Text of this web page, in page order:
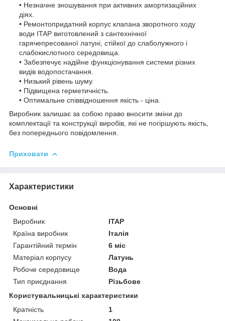
• Незначне зношування при активних амортизаційних
діях.
• Ремонтопридатний корпус клапана зворотного ходу
води ITAP виготовлений з сантехнічної
гарячепресованої латуні, стійкої до слаболужного і
слабокислотного середовища.
• Забезпечує надійне функціонування системи різних
видів водопостачання.
• Низький рівень шуму.
• Підвищена герметичність.
• Оптимальне співвідношення якість - ціна.
Виробник залишає за собою право вносити зміни до
комплектації та конструкції виробів, які не погіршують якість,
без попереднього повідомлення.
Приховати
Характеристики
Основні
Виробник
ITAP
Країна виробник
Італія
Гарантійний термін
6 міс
Матеріал корпусу
Латунь
Робоче середовище
Вода
Тип приєднання
Різьбове
Користувальницькі характеристики
Кратність
1